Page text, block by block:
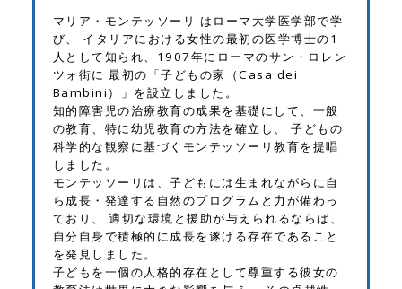
マリア・モンテッソーリ はローマ大学医学部で学
び、
イタリアにおける女性の最初の医学博士の1
人として知られ、1907年にローマのサン・ロレン
ツォ街に 最初の「子どもの家（Casa dei
Bambini）」を設立しました。
知的障害児の治療教育の成果を基礎にして、一般
の教育、特に幼児教育の方法を確立し、
子どもの
科学的な観察に基づくモンテッソーリ教育を提唱
しました。
モンテッソーリは、子どもには生まれながらに自
ら成長・発達する自然のプログラムと力が備わっ
ており、
適切な環境と援助が与えられるならば、
自分自身で積極的に成長を遂げる存在であること
を発見しました。
子どもを一個の人格的存在として尊重する彼女の